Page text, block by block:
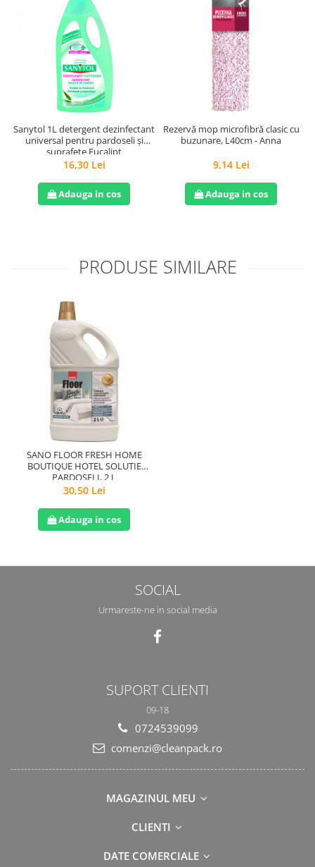
Sanytol 1L detergent dezinfectant
universal pentru pardoseli și
suprafețe Eucalipt
16,30 Lei
Adauga in cos
Rezervă mop microfibră clasic cu
buzunare, L40cm - Anna
9,14 Lei
Adauga in cos
PRODUSE SIMILARE
SANO FLOOR FRESH HOME
BOUTIQUE HOTEL SOLUTIE
PARDOSELI, 2 L
30,50 Lei
Adauga in cos
SOCIAL
Urmareste-ne in social media
SUPORT CLIENTI
09-18
0724539099
comenzi@cleanpack.ro
MAGAZINUL MEU
CLIENTI
DATE COMERCIALE